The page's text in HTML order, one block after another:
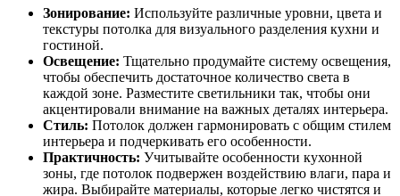
Зонирование: Используйте различные уровни, цвета и
текстуры потолка для визуального разделения кухни и
гостиной.
Освещение: Тщательно продумайте систему освещения,
чтобы обеспечить достаточное количество света в
каждой зоне. Разместите светильники так, чтобы они
акцентировали внимание на важных деталях интерьера.
Стиль: Потолок должен гармонировать с общим стилем
интерьера и подчеркивать его особенности.
Практичность: Учитывайте особенности кухонной
зоны, где потолок подвержен воздействию влаги, пара и
жира. Выбирайте материалы, которые легко чистятся и